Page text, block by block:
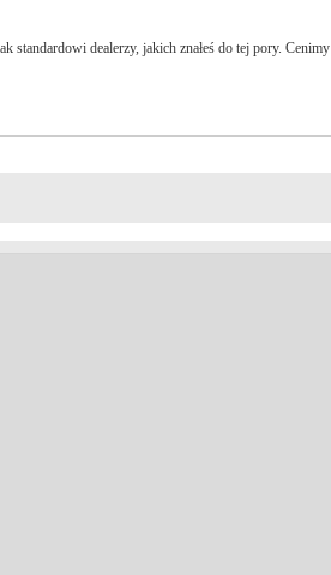
standardowi dealerzy, jakich znałeś do tej pory. Cenimy